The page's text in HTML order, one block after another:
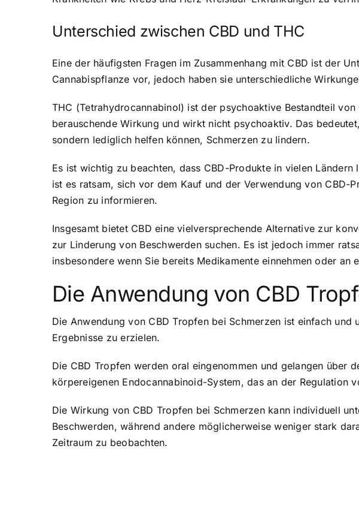
Unterschied zwischen CBD und THC
Eine der häufigsten Fragen im Zusammenhang mit CBD ist der
Cannabispflanze vor, jedoch haben sie unterschiedliche
THC (Tetrahydrocannabinol) ist der psychoaktive Bestandteil
berauschende Wirkung und wirkt nicht psychoaktiv. Das
sondern lediglich helfen können, Schmerzen zu lindern.
Es ist wichtig zu beachten, dass CBD-Produkte in vielen
ist es ratsam, sich vor dem Kauf und der Verwendung von CBD-
Region zu informieren.
Insgesamt bietet CBD eine vielversprechende Alternative zur
zur Linderung von Beschwerden suchen. Es ist jedoch immer
insbesondere wenn Sie bereits Medikamente einnehmen oder an
Die Anwendung von CBD
Die Anwendung von CBD Tropfen bei Schmerzen ist einfach
Ergebnisse zu erzielen.
Die CBD Tropfen werden oral eingenommen und gelangen über
körpereigenen Endocannabinoid-System, das an der Regulation
Die Wirkung von CBD Tropfen bei Schmerzen kann individuell
Beschwerden, während andere möglicherweise weniger stark
Zeitraum zu beobachten.